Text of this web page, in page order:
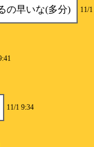
の早いな(多分) 11/
11/1 9:34